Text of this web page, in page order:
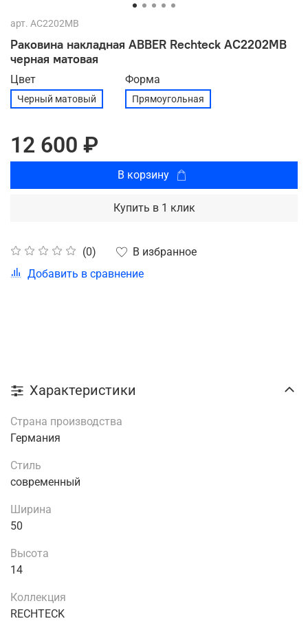
арт. AC2202MB
Раковина накладная ABBER Rechteck AC2202MB
черная матовая
(0)
В избранное
Добавить в сравнение
Цвет
Черный матовый
Форма
Прямоугольная
12 600 ₽
В корзину
Купить в 1 клик
Характеристики
Страна производства
Германия
Стиль
современный
Ширина
50
Высота
14
Коллекция
RECHTECK